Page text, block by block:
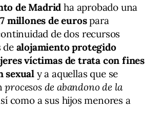
de Madrid ha aprobado una
millones de eurospara
de dos recursos
de alojamiento protegido
víctimas de trata con fines
sexual y a aquellas que se
procesos de abandono de la
como a sus hijos menores a